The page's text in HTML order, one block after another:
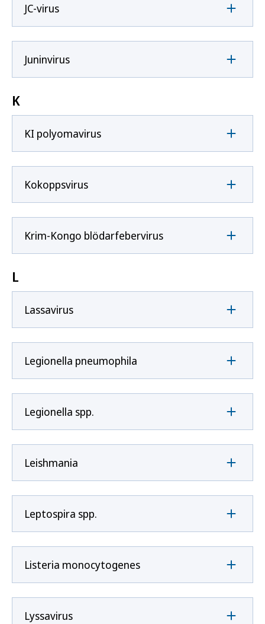
JC-virus
Juninvirus
K
KI polyomavirus
Kokoppsvirus
Krim-Kongo blödarfebervirus
L
Lassavirus
Legionella pneumophila
Legionella spp.
Leishmania
Leptospira spp.
Listeria monocytogenes
Lyssavirus